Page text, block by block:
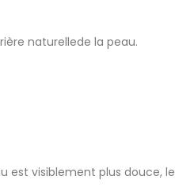
naturellede la peau.
est visiblement plus douce,